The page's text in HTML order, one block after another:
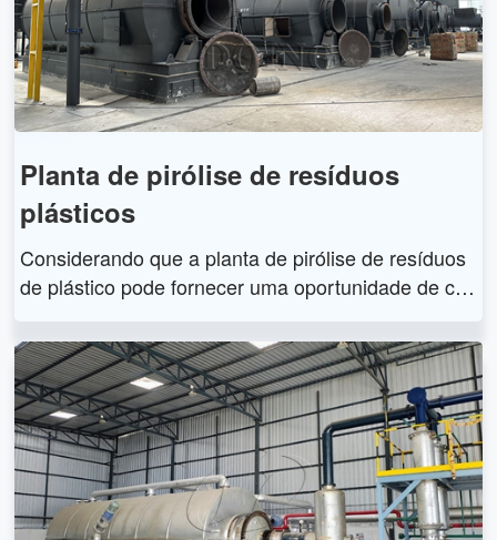
Planta de pirólise de resíduos
plásticos
Considerando que a planta de pirólise de resíduos
de plástico pode fornecer uma oportunidade de col
ais ecologicamente correta. Através da planta de pi
rólise, os resíduos de plástico podem ser convertid
os em óleo combustível e negro de fumo, que pode
m ser usados ​​em muitos campos industriais.